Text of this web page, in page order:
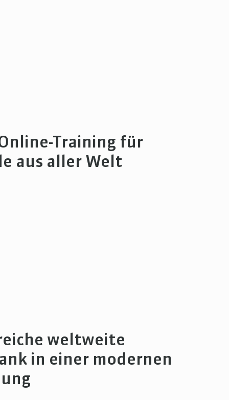
Training für
aus aller Welt
weltweite
in einer modernen